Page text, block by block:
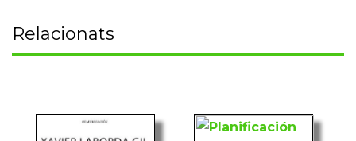
Relacionats